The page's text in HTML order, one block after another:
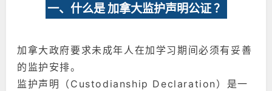
一、什么是 加拿大监护声明公证 ？
加拿大政府要求未成年人在加学习期间必须有妥善
的监护安排。
监护声明（Custodianship Declaration）是一